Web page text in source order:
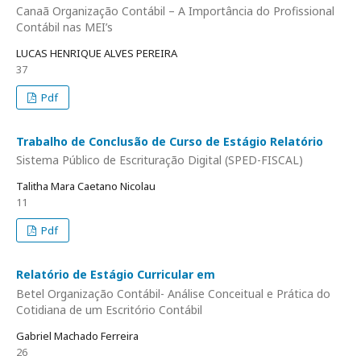
Canaã Organização Contábil – A Importância do Profissional
Contábil nas MEI’s
LUCAS HENRIQUE ALVES PEREIRA
37
Pdf
Trabalho de Conclusão de Curso de Estágio Relatório
Sistema Público de Escrituração Digital (SPED-FISCAL)
Talitha Mara Caetano Nicolau
11
Pdf
Relatório de Estágio Curricular em
Betel Organização Contábil- Análise Conceitual e Prática do
Cotidiana de um Escritório Contábil
Gabriel Machado Ferreira
26